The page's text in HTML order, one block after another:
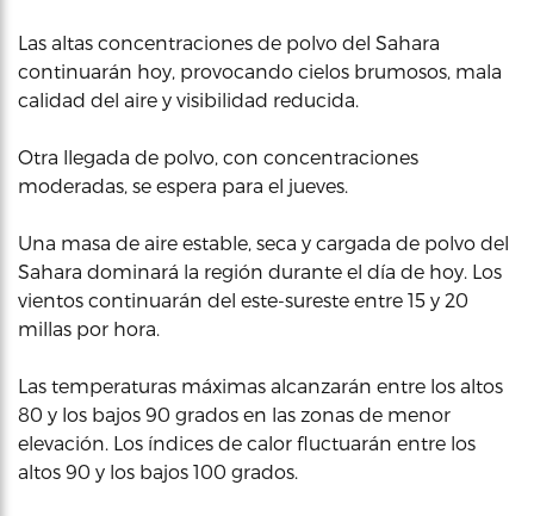
Las altas concentraciones de polvo del Sahara
continuarán hoy, provocando cielos brumosos, mala
calidad del aire y visibilidad reducida.
Otra llegada de polvo, con concentraciones
moderadas, se espera para el jueves.
Una masa de aire estable, seca y cargada de polvo del
Sahara dominará la región durante el día de hoy. Los
vientos continuarán del este-sureste entre 15 y 20
millas por hora.
Las temperaturas máximas alcanzarán entre los altos
80 y los bajos 90 grados en las zonas de menor
elevación. Los índices de calor fluctuarán entre los
altos 90 y los bajos 100 grados.